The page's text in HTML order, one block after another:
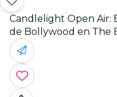
Candlelight Open Air:
de Bollywood en The